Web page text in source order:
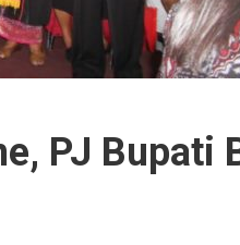
PJ Bupati